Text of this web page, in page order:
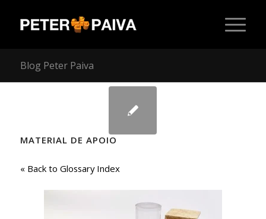
Blog Peter Paiva
MATERIAL DE APOIO
« Back to Glossary Index